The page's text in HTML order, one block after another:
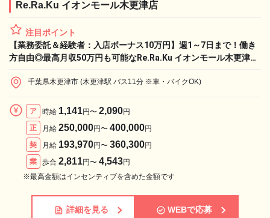
Re.Ra.Ku イオンモール木更津店
注目ポイント
【業務委託＆経験者：入店ボーナス10万円】週1～7日まで！働き
方自由◎最高月収50万円も可能なRe.Ra.Ku イオンモール木更津店
千葉県木更津市 (木更津駅 バス11分 ※車・バイクOK)
ア 時給 1,141円〜 2,090円
正
月給 250,000円〜 400,000円
契
月給 193,970円〜 360,300円
業
歩合 2,811円〜 4,543円
※最高金額はインセンティブを含めた金額です
詳細を見る WEBで応募